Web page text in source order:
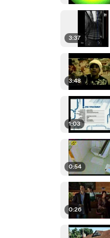
3:37
3:48
1:03
0:54
0:26